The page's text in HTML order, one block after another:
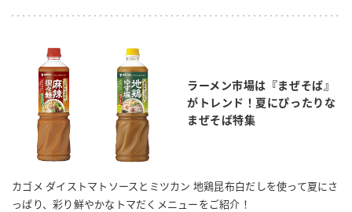
ラーメン市場は『まぜそば』
がトレンド！夏にぴったりな
まぜそば特集
カゴメ ダイストマトソースとミツカン 地鶏昆布白だしを使って夏にさ
っぱり、彩り鮮やかなトマだくメニューをご紹介！